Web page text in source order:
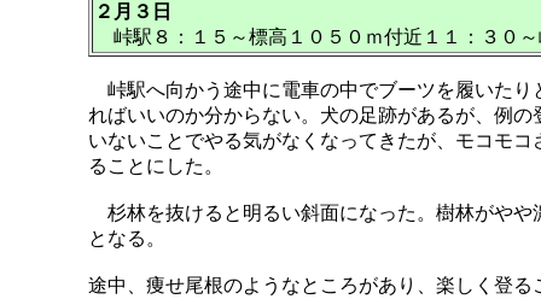
２月３日
峠駅８：１５～標高１０５０ｍ付近１１：３０
峠駅へ向かう途中に電車の中でブーツを履いたり
ればいいのか分からない。犬の足跡があるが、例
いないことでやる気がなくなってきたが、モコモ
ることにした。
杉林を抜けると明るい斜面になった。樹林がやや
となる。
途中、痩せ尾根のようなところがあり、楽しく登